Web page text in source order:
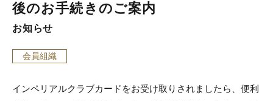
お知らせ
後のお手続きのご案内
会員組織
インペリアルクラブカードをお受け取りされましたら、便利